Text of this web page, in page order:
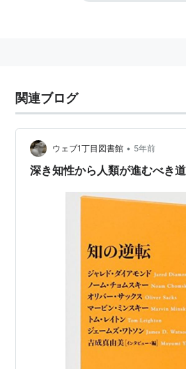
関連ブログ
ウェブ1丁目図書館 • 5年前
深き知性から人類が進むべき